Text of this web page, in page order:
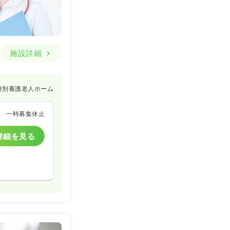
施設詳細
別養護老人ホーム
一時募集休止
細を見る